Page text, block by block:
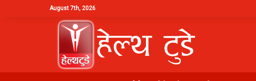
August 7th, 2026